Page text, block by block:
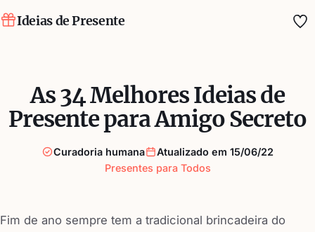
Ideias de Presente
As 34 Melhores Ideias de
Presente para Amigo Secreto
Curadoria humana
Atualizado em 15/06/22
Presentes para Todos
Fim de ano sempre tem a tradicional brincadeira do